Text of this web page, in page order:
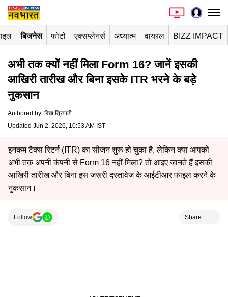
बिजनेस फोटो एक्सप्लेनर्स अध्यात्म वायरल BIZZ IMPACT
अभी तक क्यों नहीं मिला Form 16? जानें इसकी
आखिरी तारीख और बिना इसके ITR भरने के बड़े
नुकसान
Authored by: रिचा त्रिपाठी
Updated Jun 2, 2026, 10:53 AM IST
इनकम टैक्स रिटर्न (ITR) का सीजन शुरू हो चुका है, लेकिन क्या आपको
अभी तक अपनी कंपनी से Form 16 नहीं मिला? तो आइए जानते हैं इसकी
आखिरी तारीख और बिना इस जरूरी दस्तावेज के आईटीआर फाइल करने के
नुकसान।
Follow Share